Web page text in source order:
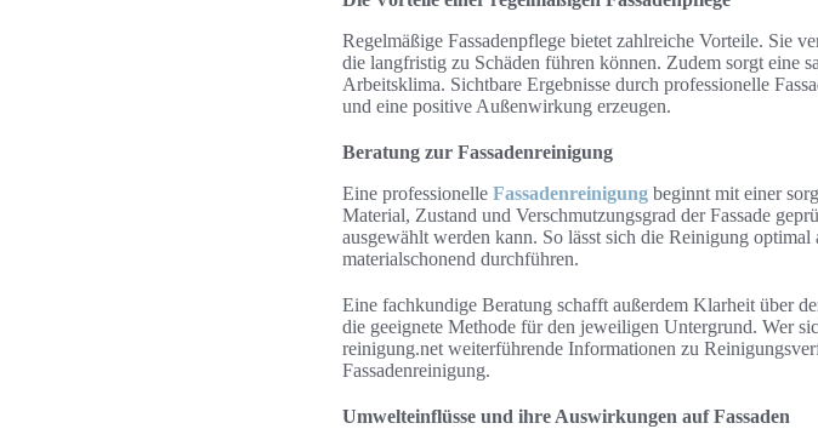
Regelmäßige Fassadenpflege bietet zahlreiche Vorteile. Sie
die langfristig zu Schäden führen können. Zudem sorgt eine
Arbeitsklima. Sichtbare Ergebnisse durch professionelle
und eine positive Außenwirkung erzeugen.
Beratung zur Fassadenreinigung
Eine professionelle Fassadenreinigung beginnt mit einer
Material, Zustand und Verschmutzungsgrad der Fassade
ausgewählt werden kann. So lässt sich die Reinigung
materialschonend durchführen.
Eine fachkundige Beratung schafft außerdem Klarheit über
die geeignete Methode für den jeweiligen Untergrund. Wer
reinigung.net weiterführende Informationen zu
Fassadenreinigung.
Umwelteinflüsse und ihre Auswirkungen auf Fassaden